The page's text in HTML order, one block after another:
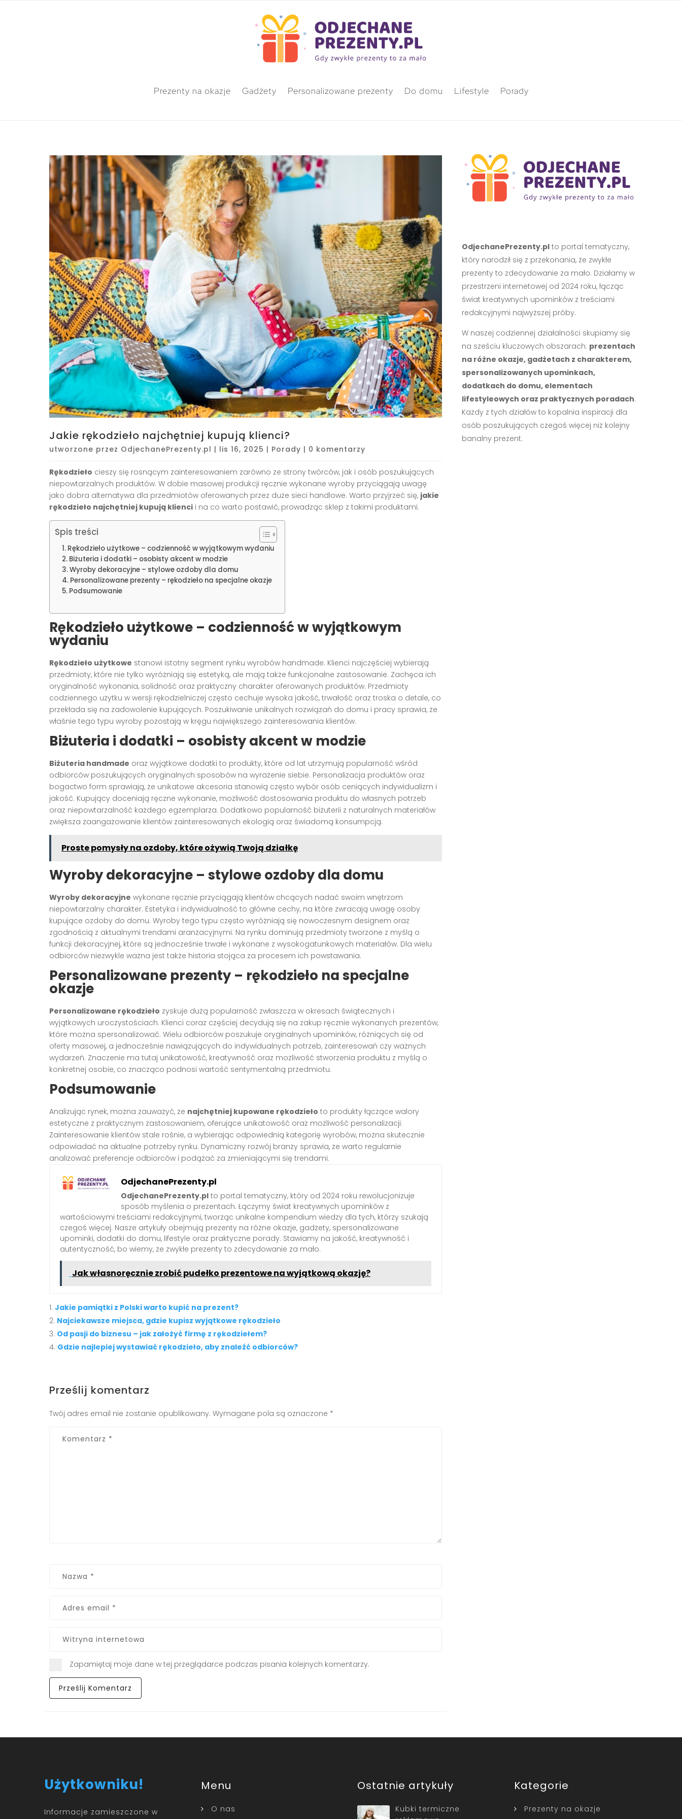
Prezenty na okazje Gadżety Personalizowane prezenty Do domu Lifestyle Porady
Jakie rękodzieło najchętniej kupują klienci?
utworzone przez OdjechanePrezenty.pl | lis 16, 2025 | Porady | 0 komentarzy
Rękodzieło cieszy się rosnącym zainteresowaniem zarówno ze strony twórców, jak i osób poszukujących
niepowtarzalnych produktów. W dobie masowej produkcji ręcznie wykonane wyroby przyciągają uwagę
jako dobra alternatywa dla przedmiotów oferowanych przez duże sieci handlowe. Warto przyjrzeć się, jakie
rękodzieło najchętniej kupują klienci i na co warto postawić, prowadząc sklep z takimi produktami.
Spis treści
Rękodzieło użytkowe – codzienność w wyjątkowym wydaniu
Biżuteria i dodatki – osobisty akcent w modzie
Wyroby dekoracyjne – stylowe ozdoby dla domu
Personalizowane prezenty – rękodzieło na specjalne okazje
Podsumowanie
Rękodzieło użytkowe – codzienność w wyjątkowym
wydaniu
Rękodzieło użytkowe stanowi istotny segment rynku wyrobów handmade. Klienci najczęściej wybierają
przedmioty, które nie tylko wyróżniają się estetyką, ale mają także funkcjonalne zastosowanie. Zachęca ich
oryginalność wykonania, solidność oraz praktyczny charakter oferowanych produktów. Przedmioty
codziennego użytku w wersji rękodzielniczej często cechuje wysoka jakość, trwałość oraz troska o detale, co
przekłada się na zadowolenie kupujących. Poszukiwanie unikalnych rozwiązań do domu i pracy sprawia, że
właśnie tego typu wyroby pozostają w kręgu największego zainteresowania klientów.
Biżuteria i dodatki – osobisty akcent w modzie
Biżuteria handmade oraz wyjątkowe dodatki to produkty, które od lat utrzymują popularność wśród
odbiorców poszukujących oryginalnych sposobów na wyrażenie siebie. Personalizacja produktów oraz
bogactwo form sprawiają, że unikatowe akcesoria stanowią często wybór osób ceniących indywidualizm i
jakość. Kupujący doceniają ręczne wykonanie, możliwość dostosowania produktu do własnych potrzeb
oraz niepowtarzalność każdego egzemplarza. Dodatkowo popularność biżuterii z naturalnych materiałów
zwiększa zaangażowanie klientów zainteresowanych ekologią oraz świadomą konsumpcją.
Proste pomysły na ozdoby, które ożywią Twoją działkę
Wyroby dekoracyjne – stylowe ozdoby dla domu
Wyroby dekoracyjne wykonane ręcznie przyciągają klientów chcących nadać swoim wnętrzom
niepowtarzalny charakter. Estetyka i indywidualność to główne cechy, na które zwracają uwagę osoby
kupujące ozdoby do domu. Wyroby tego typu często wyróżniają się nowoczesnym designem oraz
zgodnością z aktualnymi trendami aranżacyjnymi. Na rynku dominują przedmioty tworzone z myślą o
funkcji dekoracyjnej, które są jednocześnie trwałe i wykonane z wysokogatunkowych materiałów. Dla wielu
odbiorców niezwykle ważna jest także historia stojąca za procesem ich powstawania.
Personalizowane prezenty – rękodzieło na specjalne
okazje
Personalizowane rękodzieło zyskuje dużą popularność zwłaszcza w okresach świątecznych i
wyjątkowych uroczystościach. Klienci coraz częściej decydują się na zakup ręcznie wykonanych prezentów,
które można spersonalizować. Wielu odbiorców poszukuje oryginalnych upominków, różniących się od
oferty masowej, a jednocześnie nawiązujących do indywidualnych potrzeb, zainteresowań czy ważnych
wydarzeń. Znaczenie ma tutaj unikatowość, kreatywność oraz możliwość stworzenia produktu z myślą o
konkretnej osobie, co znacząco podnosi wartość sentymentalną przedmiotu.
Podsumowanie
Analizując rynek, można zauważyć, że najchętniej kupowane rękodzieło to produkty łączące walory
estetyczne z praktycznym zastosowaniem, oferujące unikatowość oraz możliwość personalizacji.
Zainteresowanie klientów stale rośnie, a wybierając odpowiednią kategorię wyrobów, można skutecznie
odpowiadać na aktualne potrzeby rynku. Dynamiczny rozwój branży sprawia, że warto regularnie
analizować preferencje odbiorców i podążać za zmieniającymi się trendami.
OdjechanePrezenty.pl
OdjechanePrezenty.pl to portal tematyczny, który od 2024 roku rewolucjonizuje
sposób myślenia o prezentach. Łączymy świat kreatywnych upominków z
wartościowymi treściami redakcyjnymi, tworząc unikalne kompendium wiedzy dla tych, którzy szukają
czegoś więcej. Nasze artykuły obejmują prezenty na różne okazje, gadżety, spersonalizowane
upominki, dodatki do domu, lifestyle oraz praktyczne porady. Stawiamy na jakość, kreatywność i
autentyczność, bo wiemy, że zwykłe prezenty to zdecydowanie za mało.
Jak własnoręcznie zrobić pudełko prezentowe na wyjątkową okazję?
Jakie pamiątki z Polski warto kupić na prezent?
Najciekawsze miejsca, gdzie kupisz wyjątkowe rękodzieło
Od pasji do biznesu – jak założyć firmę z rękodziełem?
Gdzie najlepiej wystawiać rękodzieło, aby znaleźć odbiorców?
Prześlij komentarz
Twój adres email nie zostanie opublikowany. Wymagane pola są oznaczone *
Zapamiętaj moje dane w tej przeglądarce podczas pisania kolejnych komentarzy.
OdjechanePrezenty.plto portal tematyczny,
który narodził się z przekonania, że zwykłe
prezenty to zdecydowanie za mało. Działamy w
przestrzeni internetowej od 2024 roku, łącząc
świat kreatywnych upominków z treściami
redakcyjnymi najwyższej próby.
W naszej codziennej działalności skupiamy się
na sześciu kluczowych obszarach: prezentach
na różne okazje, gadżetach z charakterem,
spersonalizowanych upominkach,
dodatkach do domu, elementach
lifestyleowych oraz praktycznych poradach.
Każdy z tych działów to kopalnia inspiracji dla
osób poszukujących czegoś więcej niż kolejny
banalny prezent.
Użytkowniku!
Informacje zamieszczone w
Menu
O nas
Ostatnie artykuły
Kubki termiczne
Kategorie
Prezenty na okazje